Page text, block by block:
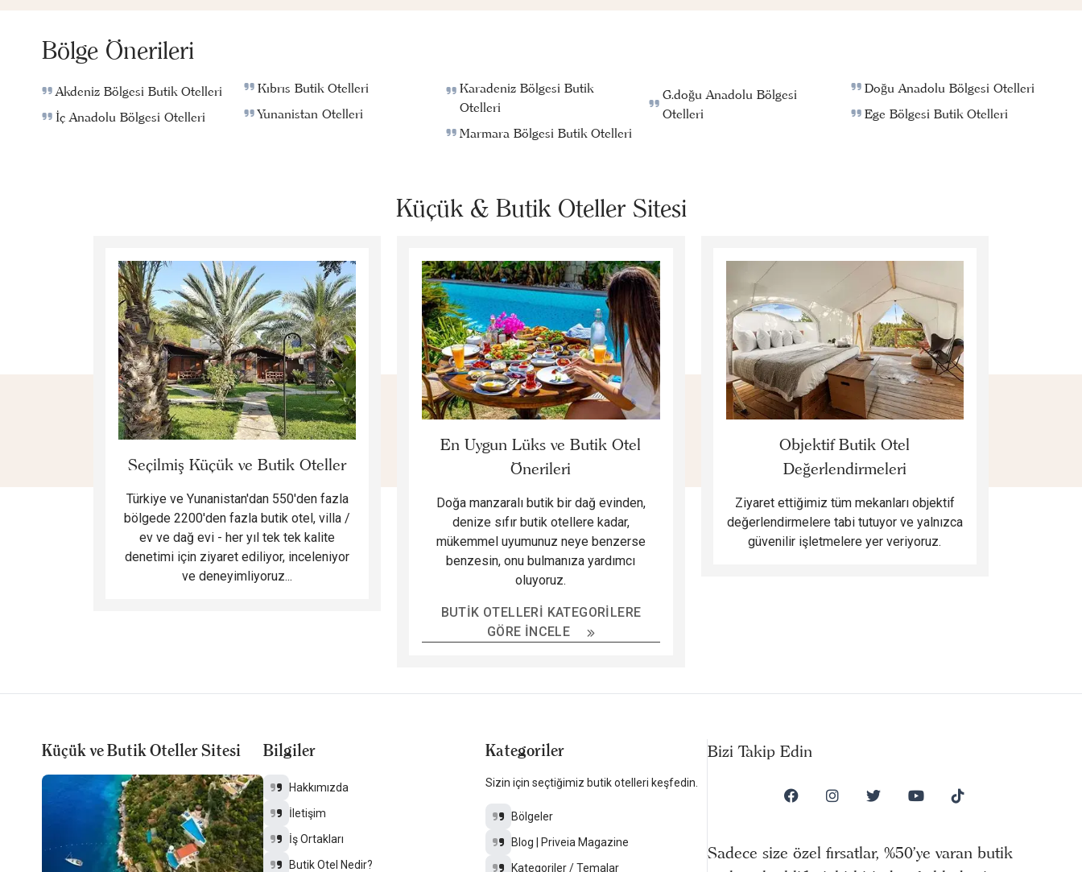
Bölge Önerileri
Akdeniz Bölgesi Butik Otelleri
İç Anadolu Bölgesi Otelleri
Kıbrıs Butik Otelleri
Yunanistan Otelleri
Karadeniz Bölgesi Butik
Otelleri
Marmara Bölgesi Butik Otelleri
G.doğu Anadolu Bölgesi
Otelleri
Doğu Anadolu Bölgesi Otelleri
Ege Bölgesi Butik Otelleri
Küçük & Butik Oteller Sitesi
Seçilmiş Küçük ve Butik Oteller
Türkiye ve Yunanistan'dan 550'den fazla
bölgede 2200'den fazla butik otel, villa /
ev ve dağ evi - her yıl tek tek kalite
denetimi için ziyaret ediliyor, inceleniyor
ve deneyimliyoruz...
En Uygun Lüks ve Butik Otel
Önerileri
Doğa manzaralı butik bir dağ evinden,
denize sıfır butik otellere kadar,
mükemmel uyumunuz neye benzerse
benzesin, onu bulmanıza yardımcı
oluyoruz.
BUTIK OTELLERI KATEGORILERE
GÖRE İNCELE
Objektif Butik Otel
Değerlendirmeleri
Ziyaret ettiğimiz tüm mekanları objektif
değerlendirmelere tabi tutuyor ve yalnızca
güvenilir işletmelere yer veriyoruz.
Küçük ve Butik Oteller Sitesi Bilgiler
Hakkımızda
İletişim
İş Ortakları
Butik Otel Nedir?
Kategoriler
Sizin için seçtiğimiz butik otelleri keşfedin.
Bölgeler
Blog | Priveia Magazine
Kategoriler / Temalar
Bizi Takip Edin
Sadece size özel fırsatlar, %50’ye varan butik